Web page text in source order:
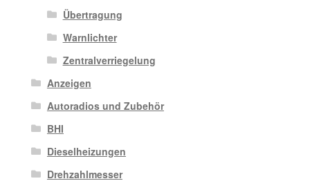
Übertragung
Warnlichter
Zentralverriegelung
Anzeigen
Autoradios und Zubehör
BHI
Dieselheizungen
Drehzahlmesser